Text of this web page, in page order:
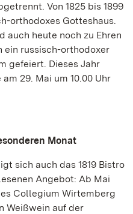
Von 1825 bis 1899
orthodoxes Gotteshaus.
auch heute noch zu Ehren
ein russisch-orthodoxer
gefeiert. Dieses Jahr
29. Mai um 10.00 Uhr
Monat
sich auch das 1819 Bistro
Angebot: Ab Mai
Collegium Wirtemberg
Weißwein auf der